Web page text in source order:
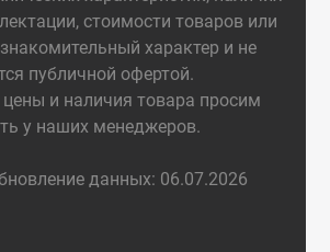
стоимости товаров или
характер и не
публичной офертой.
цены и наличия товара просим
у наших менеджеров.
данных: 06.07.2026